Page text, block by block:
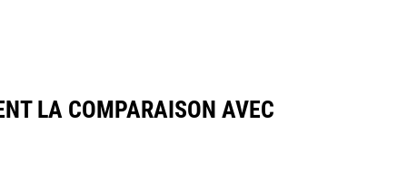
LA COMPARAISON AVEC